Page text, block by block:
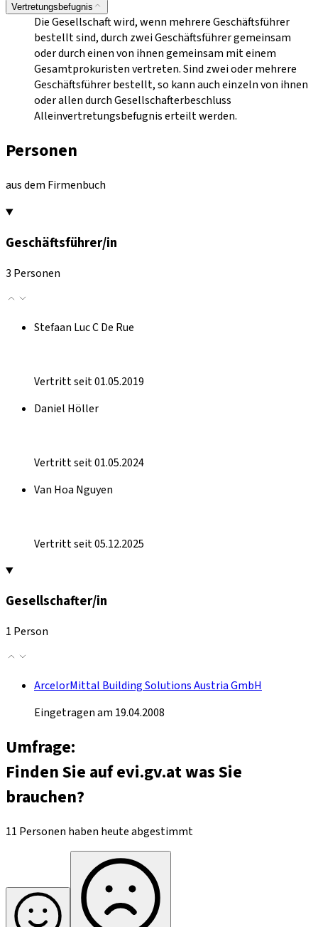
Vertretungsbefugnis
Die Gesellschaft wird, wenn mehrere Geschäftsführer
bestellt sind, durch zwei Geschäftsführer gemeinsam
oder durch einen von ihnen gemeinsam mit einem
Gesamtprokuristen vertreten. Sind zwei oder mehrere
Geschäftsführer bestellt, so kann auch einzeln von ihnen
oder allen durch Gesellschafterbeschluss
Alleinvertretungsbefugnis erteilt werden.
Personen
aus dem Firmenbuch
Geschäftsführer/in
3 Personen
Stefaan Luc C De Rue
Vertritt seit 01.05.2019
Daniel Höller
Vertritt seit 01.05.2024
Van Hoa Nguyen
Vertritt seit 05.12.2025
Gesellschafter/in
1 Person
ArcelorMittal Building Solutions Austria GmbH
Eingetragen am 19.04.2008
Umfrage:
Finden Sie auf evi.gv.at was Sie
brauchen?
11 Personen haben heute abgestimmt